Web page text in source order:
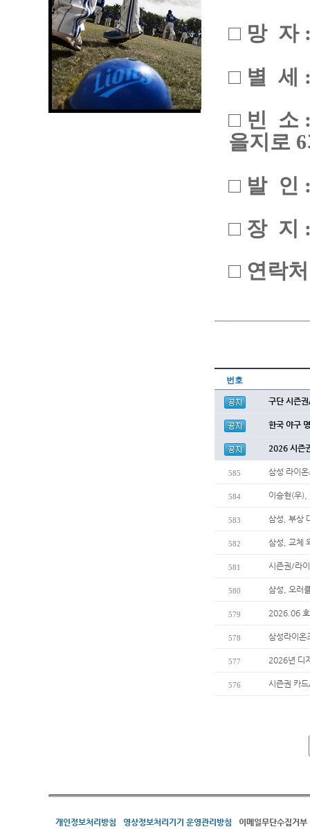
□ 망 자
□ 별 세 :
□ 빈 소
을지로
□ 발 인 :
□ 장 지
□ 연락
번호
구단 시즌
한국 야구
2026 시즌
585 삼성 라이
584 이승현(우),
583 삼성, 부상
582 삼성, 교체
581 시즌권/라
580 삼성, 오러
579 2026.06 호
578 삼성라이온
577 2026년 디
576 시즌권 카
개인정보처리방침 영상정보처리기기 운영관리방침 이메일무단수집거부